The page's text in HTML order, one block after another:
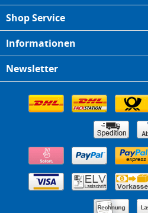
Shop Service
Informationen
Newsletter